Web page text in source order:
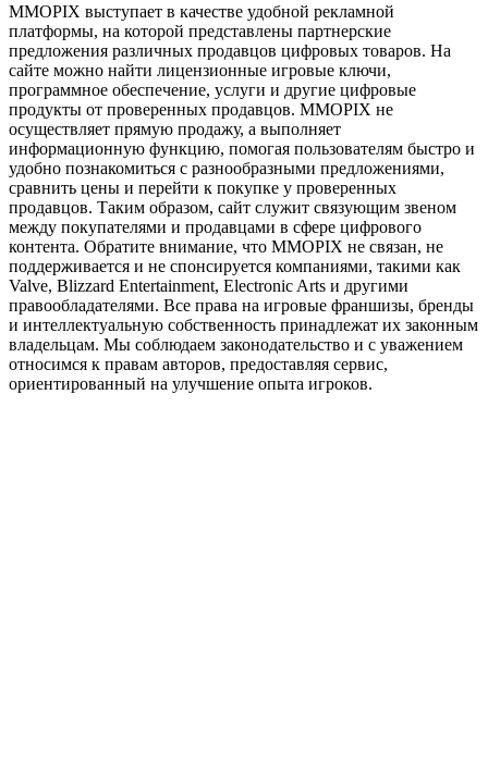
MMOPIX выступает в качестве удобной рекламной
платформы, на которой представлены партнерские
предложения различных продавцов цифровых товаров. На
сайте можно найти лицензионные игровые ключи,
программное обеспечение, услуги и другие цифровые
продукты от проверенных продавцов. MMOPIX не
осуществляет прямую продажу, а выполняет
информационную функцию, помогая пользователям быстро и
удобно познакомиться с разнообразными предложениями,
сравнить цены и перейти к покупке у проверенных
продавцов. Таким образом, сайт служит связующим звеном
между покупателями и продавцами в сфере цифрового
контента. Обратите внимание, что MMOPIX не связан, не
поддерживается и не спонсируется компаниями, такими как
Valve, Blizzard Entertainment, Electronic Arts и другими
правообладателями. Все права на игровые франшизы, бренды
и интеллектуальную собственность принадлежат их законным
владельцам. Мы соблюдаем законодательство и с уважением
относимся к правам авторов, предоставляя сервис,
ориентированный на улучшение опыта игроков.